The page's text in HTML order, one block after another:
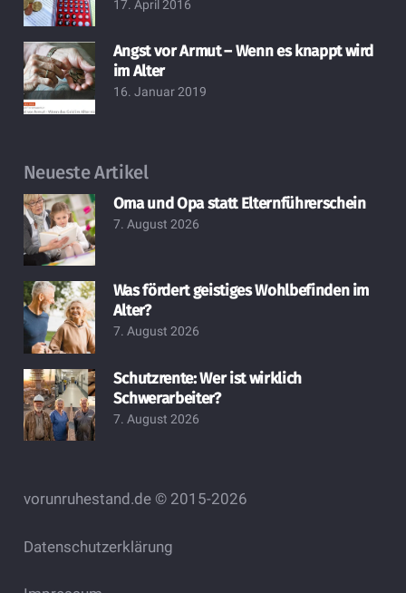
17. April 2016
Angst vor Armut – Wenn es knappt wird
im Alter
16. Januar 2019
Neueste Artikel
Oma und Opa statt Elternführerschein
7. August 2026
Was fördert geistiges Wohlbefinden im
Alter?
7. August 2026
Schutzrente: Wer ist wirklich
Schwerarbeiter?
7. August 2026
vorunruhestand.de © 2015-2026
Datenschutzerklärung